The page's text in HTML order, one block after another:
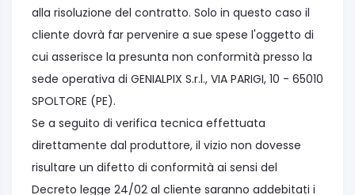
alla risoluzione del contratto. Solo in questo caso il
cliente dovrà far pervenire a sue spese l'oggetto di
cui asserisce la presunta non conformità presso la
sede operativa di GENIALPIX S.r.l., VIA PARIGI, 10 - 65010
SPOLTORE (PE).
Se a seguito di verifica tecnica effettuata
direttamente dal produttore, il vizio non dovesse
risultare un difetto di conformità ai sensi del
Decreto legge 24/02 al cliente saranno addebitati i